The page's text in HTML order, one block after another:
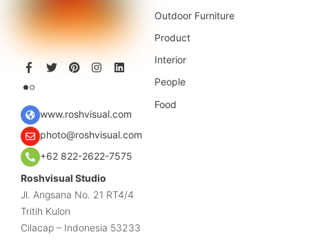
www.roshvisual.com
photo@roshvisual.com
+62 822-2622-7575
Roshvisual Studio
Jl. Angsana No. 21 RT4/4
Tritih Kulon
Cilacap – Indonesia 53233
Outdoor Furniture
Product
Interior
People
Food